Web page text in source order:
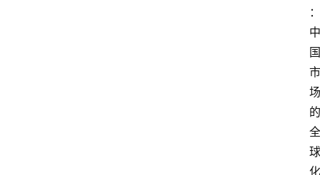
：
中
国
市
场
的
全
球
化